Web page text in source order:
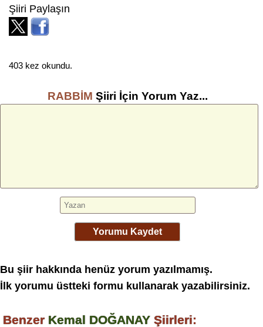
Şiiri Paylaşın
403 kez okundu.
RABBİM Şiiri İçin Yorum Yaz...
Yorumu Kaydet
Bu şiir hakkında henüz yorum yazılmamış.
İlk yorumu üstteki formu kullanarak yazabilirsiniz.
Benzer Kemal DOĞANAY Şiirleri: